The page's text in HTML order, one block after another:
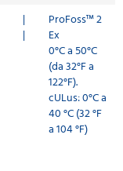
|
|
ProFoss™ 2
Ex
0°C a 50°C
(da 32°F a
122°F).
cULus: 0°C a
40 °C (32 °F
a 104 °F)